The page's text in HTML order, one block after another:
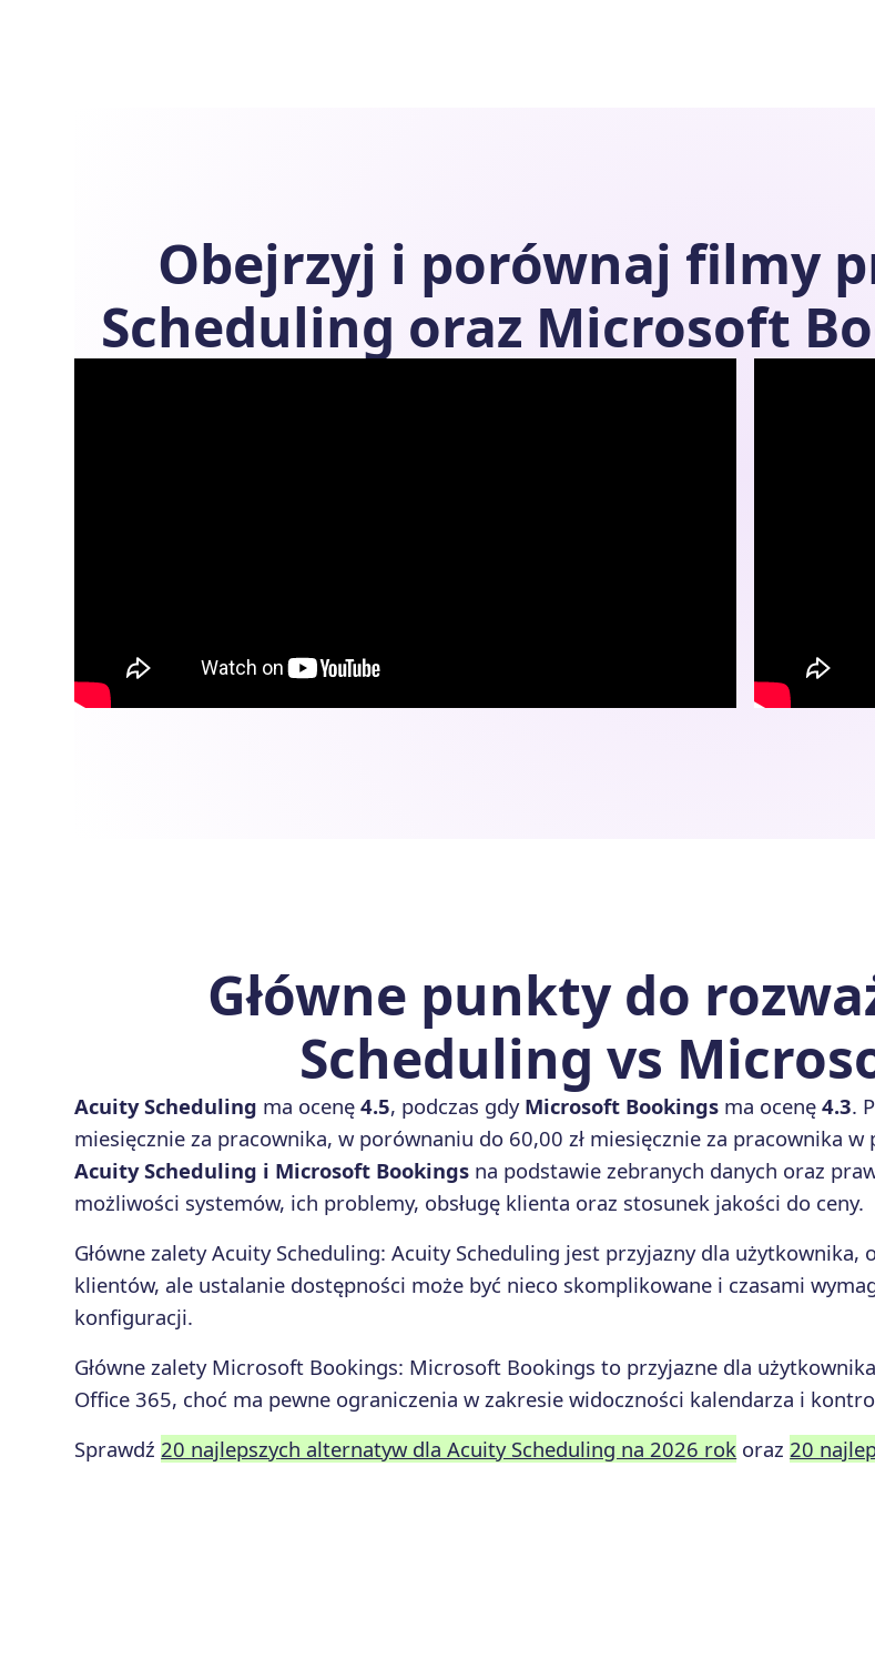
Obejrzyj i porównaj filmy
Scheduling oraz Microsoft
Główne punkty do
Scheduling vs
Acuity Scheduling ma ocenę4.5, podczas gdy Microsoft Bookings ma ocenę4.3.
miesięcznie za pracownika, w porównaniu do 60,00 zł miesięcznie za pracownika
Acuity Scheduling i Microsoft Bookings na podstawie zebranych danych oraz
możliwości systemów, ich problemy, obsługę klienta oraz stosunek jakości do ceny.
Główne zalety Acuity Scheduling: Acuity Scheduling jest przyjazny dla użytkownika,
klientów, ale ustalanie dostępności może być nieco skomplikowane i czasami
konfiguracji.
Główne zalety Microsoft Bookings: Microsoft Bookings to przyjazne dla
Office 365, choć ma pewne ograniczenia w zakresie widoczności kalendarza i
Sprawdź 20 najlepszych alternatyw dla Acuity Scheduling na 2026 rok oraz 20